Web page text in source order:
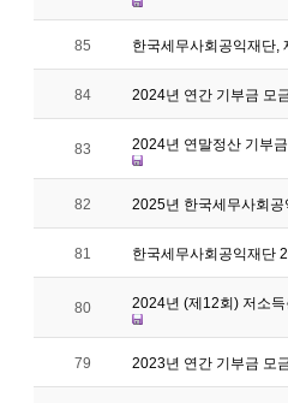
85 한국세무사회공익재단,
84 2024년 연간 기부금 모
83 2024년 연말정산 기부
82 2025년 한국세무사회
81 한국세무사회공익재단
80 2024년 (제12회) 저소
79 2023년 연간 기부금 모